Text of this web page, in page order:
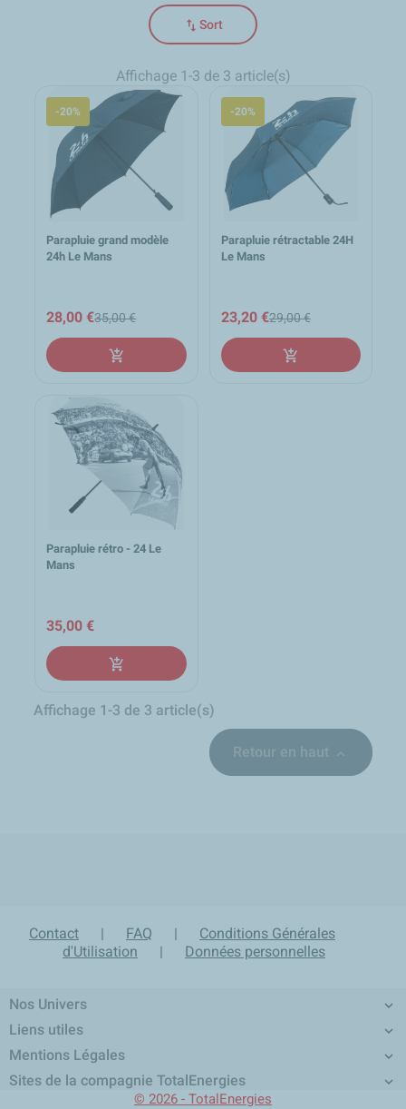
swap_vert Sort
Affichage 1-3 de 3 article(s)
-20%
Parapluie grand modèle
24h Le Mans
28,00 €35,00 €
add_shopping_cart
-20%
Parapluie rétractable 24H
Le Mans
23,20 €29,00 €
add_shopping_cart
Parapluie rétro - 24 Le
Mans
35,00 €
add_shopping_cart
Affichage 1-3 de 3 article(s)
Retour en haut 
Contact | FAQ |
Conditions Générales
d'Utilisation
| Données personnelles
Nos Univers 
Liens utiles 
Mentions Légales 
Sites de la compagnie TotalEnergies

© 2026 - TotalEnergies